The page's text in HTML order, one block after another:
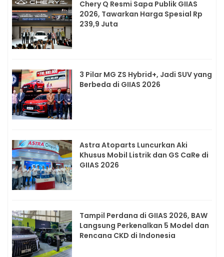
Chery Q Resmi Sapa Publik GIIAS
2026, Tawarkan Harga Spesial Rp
239,9 Juta
3 Pilar MG ZS Hybrid+, Jadi SUV yang
Berbeda di GIIAS 2026
Astra Atoparts Luncurkan Aki
Khusus Mobil Listrik dan GS CaRe di
GIIAS 2026
Tampil Perdana di GIIAS 2026, BAW
Langsung Perkenalkan 5 Model dan
Rencana CKD di Indonesia